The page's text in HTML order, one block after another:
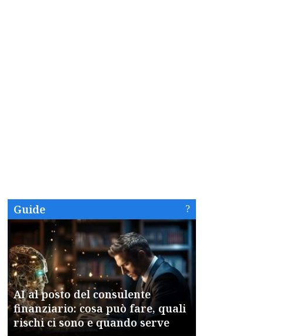
Guide
AI al posto del consulente
finanziario: cosa può fare, quali
rischi ci sono e quando serve